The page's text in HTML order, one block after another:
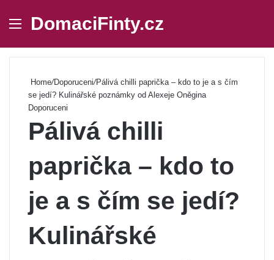
Menu
DomaciFinty.cz
Home/Doporuceni/Pálivá chilli paprička – kdo to je a s čím
se jedí? Kulinářské poznámky od Alexeje Oněgina
Doporuceni
Pálivá chilli
paprička – kdo to
je a s čím se jedí?
Kulinářské